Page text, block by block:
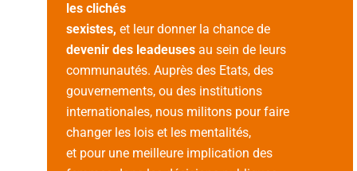
les clichés
sexistes, et leur donner la chance de
devenir des leadeuses au sein de leurs
communautés. Auprès des Etats, des
gouvernements, ou des institutions
internationales, nous militons pour faire
changer les lois et les mentalités,
et pour une meilleure implication des